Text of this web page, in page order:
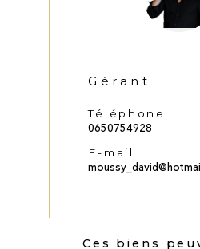
Gérant
Téléphone
0650754928
E-mail
Ces biens